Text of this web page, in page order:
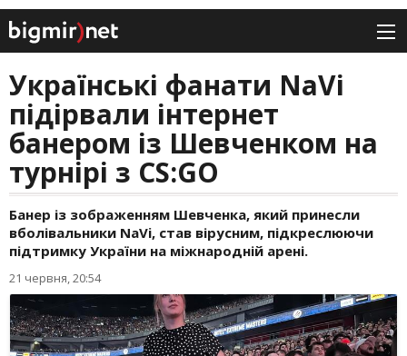
Українські фанати NaVi
підірвали інтернет
банером із Шевченком на
турнірі з CS:GO
Банер із зображенням Шевченка, який принесли
вболівальники NaVi, став вірусним, підкреслюючи
підтримку України на міжнародній арені.
21 червня, 20:54